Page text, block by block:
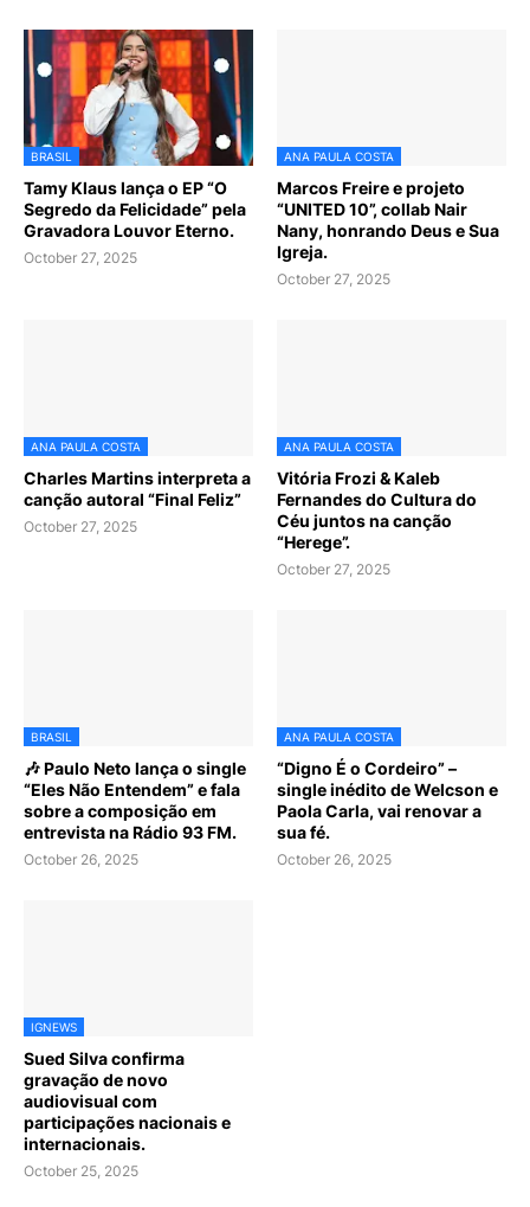
BRASIL
Tamy Klaus lança o EP “O
Segredo da Felicidade” pela
Gravadora Louvor Eterno.
October 27, 2025
ANA PAULA COSTA
Marcos Freire e projeto
“UNITED 10”, collab Nair
Nany, honrando Deus e Sua
Igreja.
October 27, 2025
ANA PAULA COSTA
Charles Martins interpreta a
canção autoral “Final Feliz”
October 27, 2025
ANA PAULA COSTA
Vitória Frozi & Kaleb
Fernandes do Cultura do
Céu juntos na canção
“Herege”.
October 27, 2025
BRASIL
🎶 Paulo Neto lança o single
“Eles Não Entendem” e fala
sobre a composição em
entrevista na Rádio 93 FM.
October 26, 2025
ANA PAULA COSTA
“Digno É o Cordeiro” –
single inédito de Welcson e
Paola Carla, vai renovar a
sua fé.
October 26, 2025
IGNEWS
Sued Silva confirma
gravação de novo
audiovisual com
participações nacionais e
internacionais.
October 25, 2025